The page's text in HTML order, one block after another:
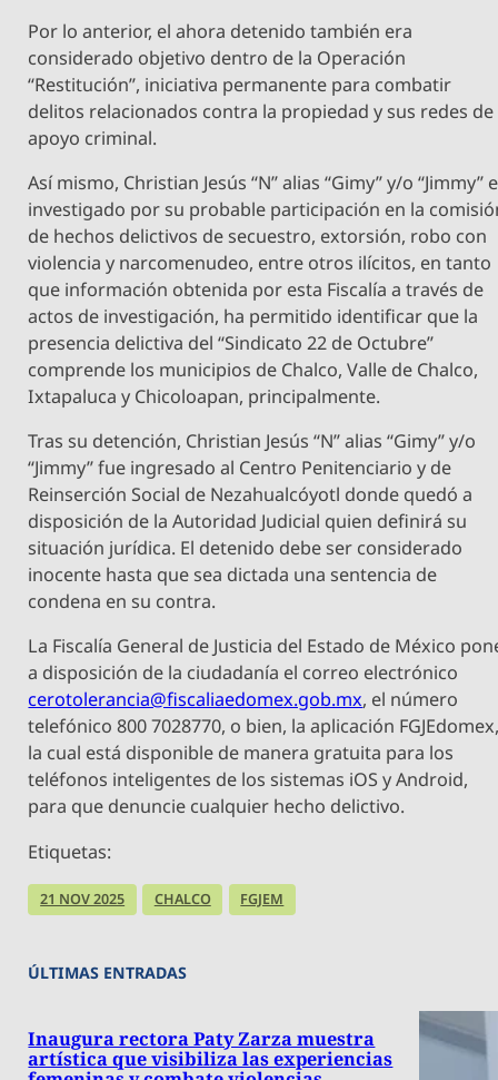
Por lo anterior, el ahora detenido también era
considerado objetivo dentro de la Operación
“Restitución”, iniciativa permanente para combatir
delitos relacionados contra la propiedad y sus redes de
apoyo criminal.
Así mismo, Christian Jesús “N” alias “Gimy” y/o “Jimmy”
investigado por su probable participación en la
de hechos delictivos de secuestro, extorsión, robo con
violencia y narcomenudeo, entre otros ilícitos, en tanto
que información obtenida por esta Fiscalía a través de
actos de investigación, ha permitido identificar que la
presencia delictiva del “Sindicato 22 de Octubre”
comprende los municipios de Chalco, Valle de Chalco,
Ixtapaluca y Chicoloapan, principalmente.
Tras su detención, Christian Jesús “N” alias “Gimy” y/o
“Jimmy” fue ingresado al Centro Penitenciario y de
Reinserción Social de Nezahualcóyotl donde quedó a
disposición de la Autoridad Judicial quien definirá su
situación jurídica. El detenido debe ser considerado
inocente hasta que sea dictada una sentencia de
condena en su contra.
La Fiscalía General de Justicia del Estado de México
a disposición de la ciudadanía el correo electrónico
cerotolerancia@fiscaliaedomex.gob.mx, el número
telefónico 800 7028770, o bien, la aplicación
la cual está disponible de manera gratuita para los
teléfonos inteligentes de los sistemas iOS y Android,
para que denuncie cualquier hecho delictivo.
Etiquetas:
21 NOV 2025 CHALCO FGJEM
ÚLTIMAS ENTRADAS
Inaugura rectora Paty Zarza muestra
artística que visibiliza las experiencias